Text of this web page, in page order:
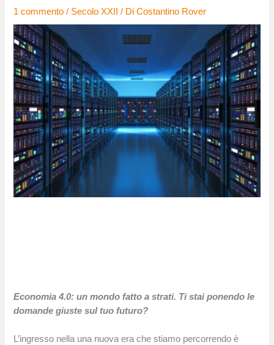
1 commento / Secolo XXII / DiCostantino Rover
Economia 4.0: un mondo fatto a strati. Ti stai ponendo le
domande giuste sul tuo futuro?
L’ingresso nella una nuova era che stiamo percorrendo è